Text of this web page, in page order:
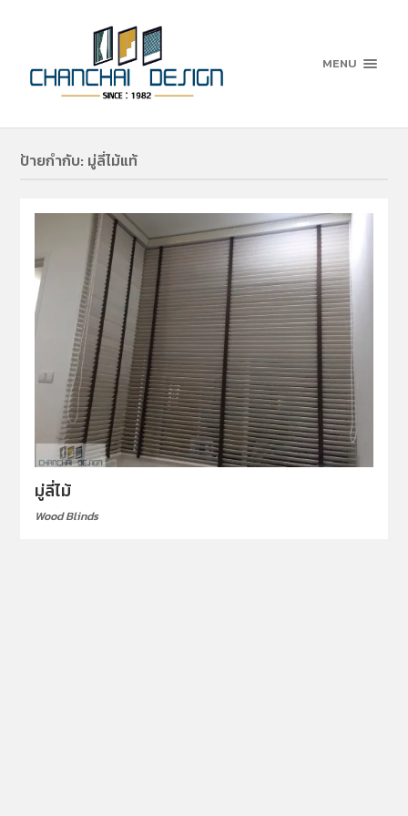
MENU
ป้ายกำกับ: มู่ลี่ไม้แท้
มู่ลี่ไม้
Wood Blinds